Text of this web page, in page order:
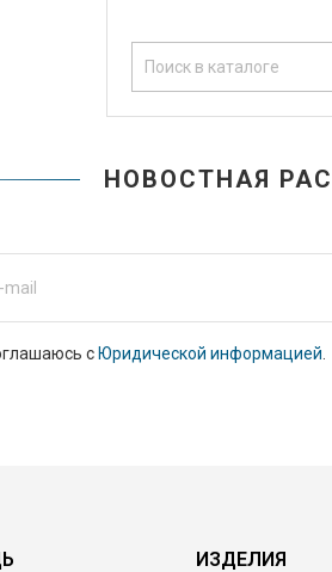
НОВОСТНАЯ
с Юридической информацией
ИЗДЕЛИЯ